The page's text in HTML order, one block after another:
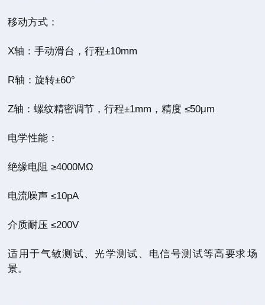
移动方式：
X轴：手动滑台，行程±10mm
R轴：旋转±60°
Z轴：螺纹精密调节，行程±1mm，精度 ≤50μm
电学性能：
绝缘电阻 ≥4000MΩ
电流噪声 ≤10pA
介质耐压 ≤200V
适用于气敏测试、光学测试、电信号测试等高要求场
景。